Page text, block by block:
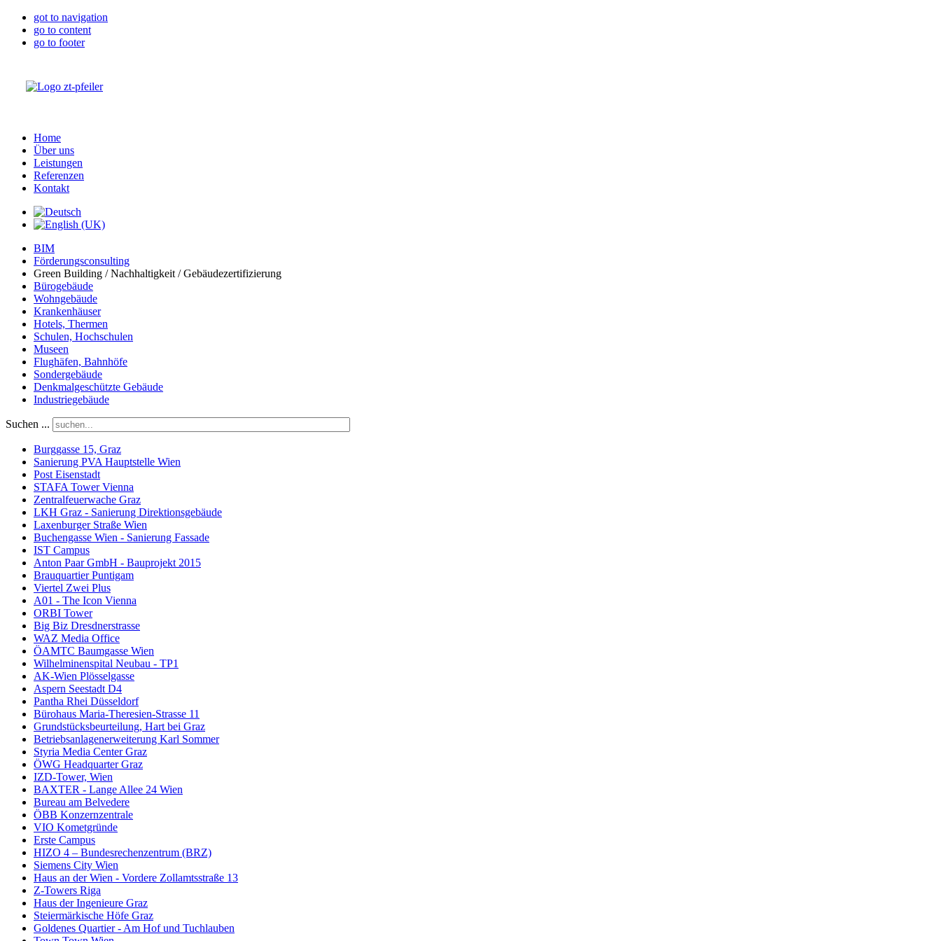
got to navigation
go to content
go to footer
Home
Über uns
Leistungen
Referenzen
Kontakt
BIM
Förderungsconsulting
Green Building / Nachhaltigkeit / Gebäudezertifizierung
Bürogebäude
Wohngebäude
Krankenhäuser
Hotels, Thermen
Schulen, Hochschulen
Museen
Flughäfen, Bahnhöfe
Sondergebäude
Denkmalgeschützte Gebäude
Industriegebäude
Suchen ...
Burggasse 15, Graz
Sanierung PVA Hauptstelle Wien
Post Eisenstadt
STAFA Tower Vienna
Zentralfeuerwache Graz
LKH Graz - Sanierung Direktionsgebäude
Laxenburger Straße Wien
Buchengasse Wien - Sanierung Fassade
IST Campus
Anton Paar GmbH - Bauprojekt 2015
Brauquartier Puntigam
Viertel Zwei Plus
A01 - The Icon Vienna
ORBI Tower
Big Biz Dresdnerstrasse
WAZ Media Office
ÖAMTC Baumgasse Wien
Wilhelminenspital Neubau - TP1
AK-Wien Plösselgasse
Aspern Seestadt D4
Pantha Rhei Düsseldorf
Bürohaus Maria-Theresien-Strasse 11
Grundstücksbeurteilung, Hart bei Graz
Betriebsanlagenerweiterung Karl Sommer
Styria Media Center Graz
ÖWG Headquarter Graz
IZD-Tower, Wien
BAXTER - Lange Allee 24 Wien
Bureau am Belvedere
ÖBB Konzernzentrale
VIO Kometgründe
Erste Campus
HIZO 4 – Bundesrechenzentrum (BRZ)
Siemens City Wien
Haus an der Wien - Vordere Zollamtsstraße 13
Z-Towers Riga
Haus der Ingenieure Graz
Steiermärkische Höfe Graz
Goldenes Quartier - Am Hof und Tuchlauben